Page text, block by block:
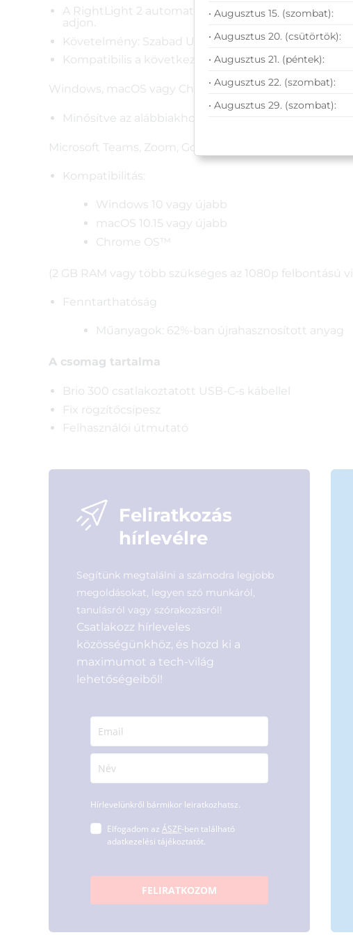
A RightLight 2 automatikusan állítja be a fényerőt
adjon.
Követelmény: Szabad USB-C-port
Kompatibilis a következővel:
Windows, macOS vagy ChromeOS és lényegében
Minősítve az alábbiakhoz:
Microsoft Teams, Zoom, Google Meet, Works With
Kompatibilitás:
Windows 10 vagy újabb
macOS 10.15 vagy újabb
Chrome OS™
(2 GB RAM vagy több szükséges az 1080p felbontású
Fenntarthatóság
Műanyagok: 62%-ban újrahasznosított anyag
A csomag tartalma
Brio 300 csatlakoztatott USB-C-s kábellel
Fix rögzítőcsipesz
Felhasználói útmutató
Feliratkozás
hírlevélre
Segítünk megtalálni a számodra legjobb
megoldásokat, legyen szó munkáról,
tanulásról vagy szórakozásról!
Csatlakozz hírleveles
közösségünkhöz, és hozd ki a
maximumot a tech-világ
lehetőségeiből!
Hírlevelünkről bármikor leiratkozhatsz.
Elfogadom az ÁSZF-ben található
adatkezelési tájékoztatót.
FELIRATKOZOM
• Augusztus 15. (szombat):
• Augusztus 20. (csütörtök):
• Augusztus 21. (péntek):
• Augusztus 22. (szombat):
• Augusztus 29. (szombat):